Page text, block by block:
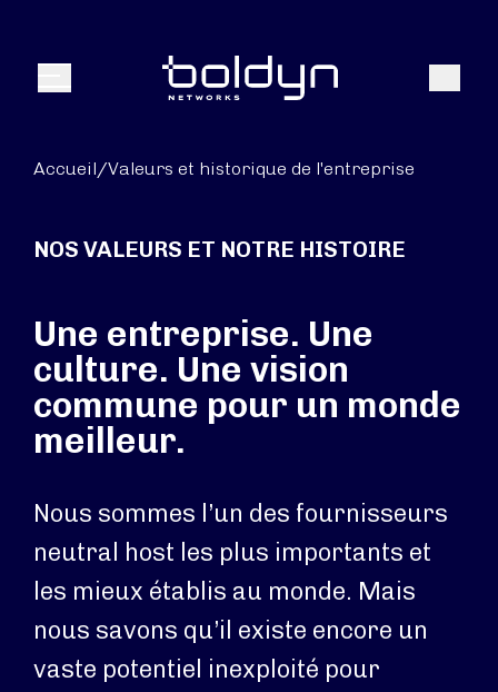
Menu
Accueil/Valeurs et historique de l'entreprise
NOS VALEURS ET NOTRE HISTOIRE
Une entreprise. Une
culture. Une vision
commune pour un monde
meilleur.
Nous sommes l’un des fournisseurs
neutral host les plus importants et
les mieux établis au monde. Mais
nous savons qu’il existe encore un
vaste potentiel inexploité pour